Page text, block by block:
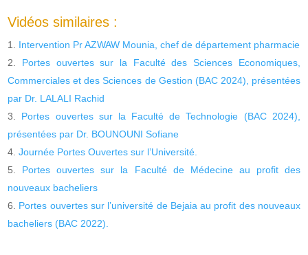
Vidéos similaires :
Intervention Pr AZWAW Mounia, chef de département pharmacie
Portes ouvertes sur la Faculté des Sciences Economiques,
Commerciales et des Sciences de Gestion (BAC 2024), présentées
par Dr. LALALI Rachid
Portes ouvertes sur la Faculté de Technologie (BAC 2024),
présentées par Dr. BOUNOUNI Sofiane
Journée Portes Ouvertes sur l’Université.
Portes ouvertes sur la Faculté de Médecine au profit des
nouveaux bacheliers
Portes ouvertes sur l’université de Bejaia au profit des nouveaux
bacheliers (BAC 2022).